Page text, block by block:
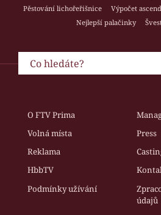
Pěstování lichořeřišnice
Výpočet
Nejlepší palačinky
O FTV Prima
Volná místa
Press
Reklama
HbbTV
Podmínky užívání
údajů